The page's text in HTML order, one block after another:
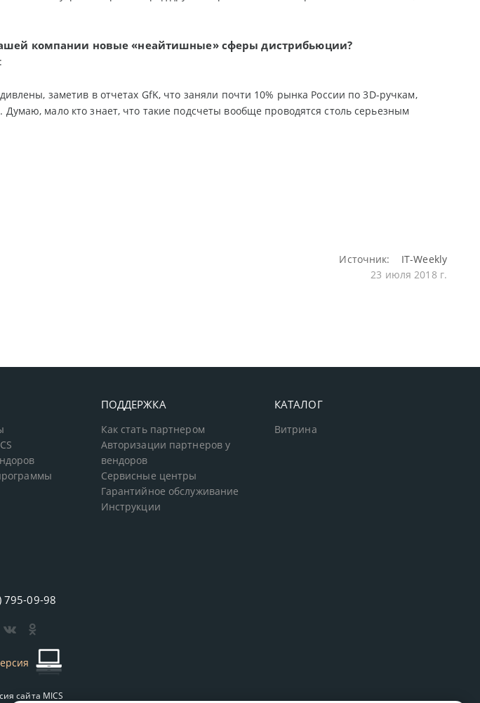
компании новые «неайтишные» сферы дистрибьюции?
заметив в отчетах GfK, что заняли почти 10% рынка России по 3D-ручкам,
мало кто знает, что такие подсчеты вообще проводятся столь серьезным
Источник: IT-Weekly
23 июля 2018 г.
ПОДДЕРЖКА
Как стать партнером
Авторизации партнеров у
вендоров
Сервисные центры
Гарантийное обслуживание
Инструкции
КАТАЛОГ
Витрина
795-09-98
сайта MICS